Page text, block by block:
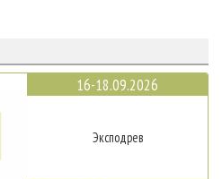
16-18.09.2026
Эксподрев